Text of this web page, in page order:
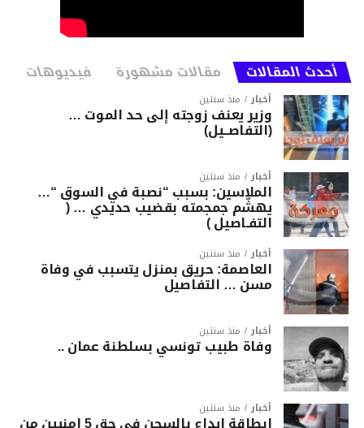
https://youtu.be/zMq27Kvjehk
المصدر: moto1
أحدث المقالات مقالات مشهورة فيديوهات
أخبار منذ سنتين
وزير يعنف زوجته إلى حد الموت …
(التفاصــيل)
أخبار منذ سنتين
الملاسين: بسبب “نصبة في السوق “…
يهشّم جمجمته بقضيب حديدي … (
التفـاصيل )
أخبار منذ سنتين
العاصمة: حريق بمنزل يتسبب في وفاة
مسن … التفاصيل
أخبار منذ سنتين
وفاة طبيب تونسي بسلطنة عمان ..
أخبار منذ سنتين